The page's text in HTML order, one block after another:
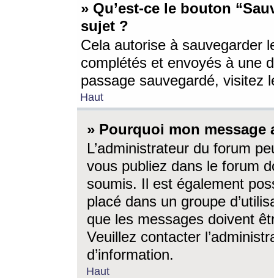
» Qu’est-ce le bouton
sujet ?
Cela autorise à sauvegarder
complétés et envoyés à une
passage sauvegardé, visitez
Haut
» Pourquoi mon message
L’administrateur du forum
vous publiez dans le forum
soumis. Il est également
placé dans un groupe
que les messages doivent
Veuillez contacter
d’information.
Haut